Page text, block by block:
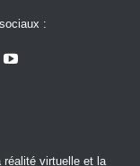
:
réalité virtuelle et la